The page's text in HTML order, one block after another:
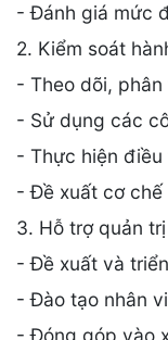
- Đánh giá mức
2. Kiểm soát
- Theo dõi,
- Sử dụng các
- Thực hiện điều
- Đề xuất cơ chế
3. Hỗ trợ quản
- Đề xuất và
- Đào tạo nhân
- Đóng góp vào